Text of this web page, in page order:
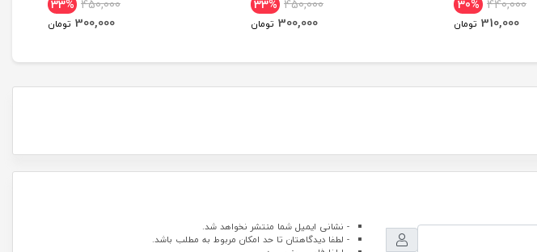
30% 440,000
310,000 تومان
33% 450,000
300,000 تومان
33% 450,000
300,000 تومان
- نشانی ایمیل شما منتشر نخواهد شد.
- لطفا دیدگاهتان تا حد امکان مربوط به مطلب باشد.